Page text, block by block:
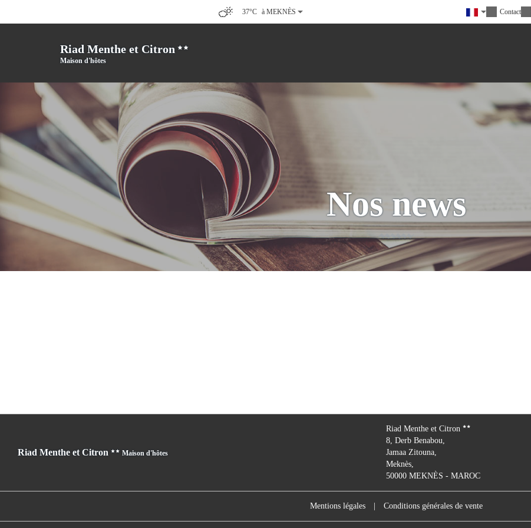
37°C à MEKNÈS Contact
Riad Menthe et Citron
Maison d'hôtes
Nos news
Riad Menthe et Citron Maison d'hôtes
Riad Menthe et Citron
8, Derb Benabou,
Jamaa Zitouna,
Meknès,
50000 MEKNÈS - MAROC
Mentions légales Conditions générales de vente